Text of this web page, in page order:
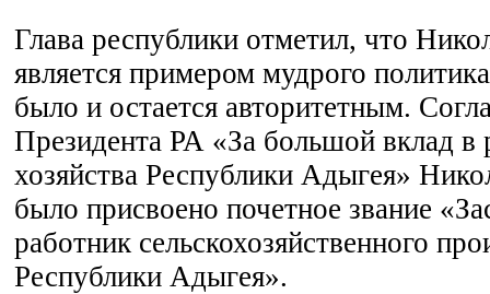
Глава республики отметил, что
является примером мудрого
было и остается авторитетным.
Президента РА «За большой вклад в
хозяйства Республики Адыгея»
было присвоено почетное звание
работник сельскохозяйственного
Республики Адыгея».